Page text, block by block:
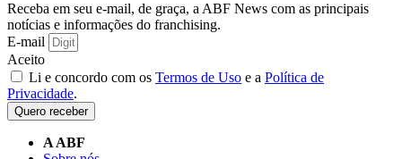
Receba em seu e-mail, de graça, a ABF News com as principais
notícias e informações do franchising.
E-mail
Aceito
Li e concordo com os Termos de Uso e a Política de
Privacidade.
Quero receber
A ABF